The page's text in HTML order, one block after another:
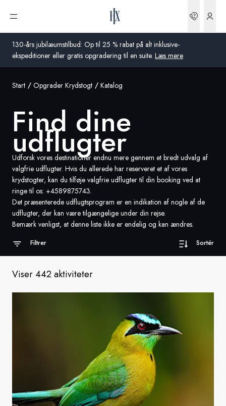
130-års jubilæumstilbud: Op til 25 % rabat på alt inklusive-
ekspeditioner eller gratis opgradering til en suite. Læs mere
Åbn menu
Danmark
Australien
Storbritannien
USA
Tyskland
Schweiz
Frankrig
Danmark
Global
Start Opgrader Krydstogt Katalog
Find dine
udflugter
Udforsk vores destinationer endnu mere gennem et bredt udvalg af
valgfrie udflugter. Hvis du allerede har reserveret et af vores
krydstogter, kan du tilføje valgfrie udflugter til din booking ved at
ringe til os: +4589875743.
Det præsenterede udflugtsprogram er en indikation af nogle af de
udflugter, der kan være tilgængelige under din rejse.
Bemærk venligst, at denne liste ikke er endelig og kan ændres.
Filtrer Sortér
Viser 442 aktiviteter